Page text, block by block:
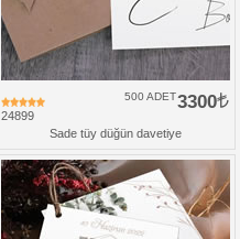
24899
3300
500 ADET
Sade tüy düğün davetiye